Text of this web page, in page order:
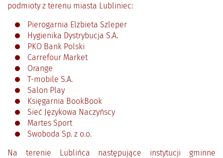
podmioty z terenu miasta Lubliniec:
Pierogarnia Elżbieta Szleper
Hygienika Dystrybucja S.A.
PKO Bank Polski
Carrefour Market
Orange
T-mobile S.A.
Salon Play
Księgarnia BookBook
Sieć Językowa Naczyńscy
Martes Sport
Swoboda Sp. z o.o.
Na terenie Lublińca następujące instytucji gminne